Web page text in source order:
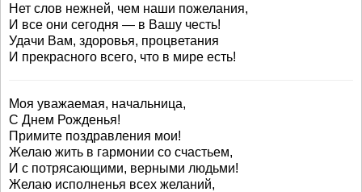
Нет слов нежней, чем наши пожелания,
И все они сегодня — в Вашу честь!
Удачи Вам, здоровья, процветания
И прекрасного всего, что в мире есть!
Моя уважаемая, начальница,
С Днем Рожденья!
Примите поздравления мои!
Желаю жить в гармонии со счастьем,
И с потрясающими, верными людьми!
Желаю исполненья всех желаний,